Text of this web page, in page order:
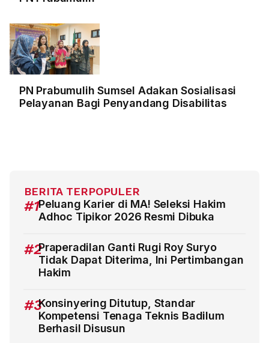
PN Prabumulih Sumsel Adakan Sosialisasi
Pelayanan Bagi Penyandang Disabilitas
BERITA TERPOPULER
#1Peluang Karier di MA! Seleksi Hakim
Adhoc Tipikor 2026 Resmi Dibuka
#2Praperadilan Ganti Rugi Roy Suryo
Tidak Dapat Diterima, Ini Pertimbangan
Hakim
#3Konsinyering Ditutup, Standar
Kompetensi Tenaga Teknis Badilum
Berhasil Disusun